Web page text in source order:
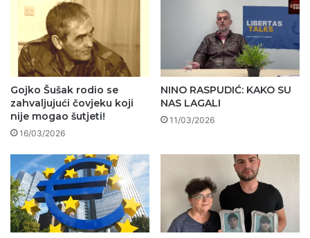
Gojko Šušak rodio se
zahvaljujući čovjeku koji
nije mogao šutjeti!
16/03/2026
NINO RASPUDIĆ: KAKO SU
NAS LAGALI
11/03/2026